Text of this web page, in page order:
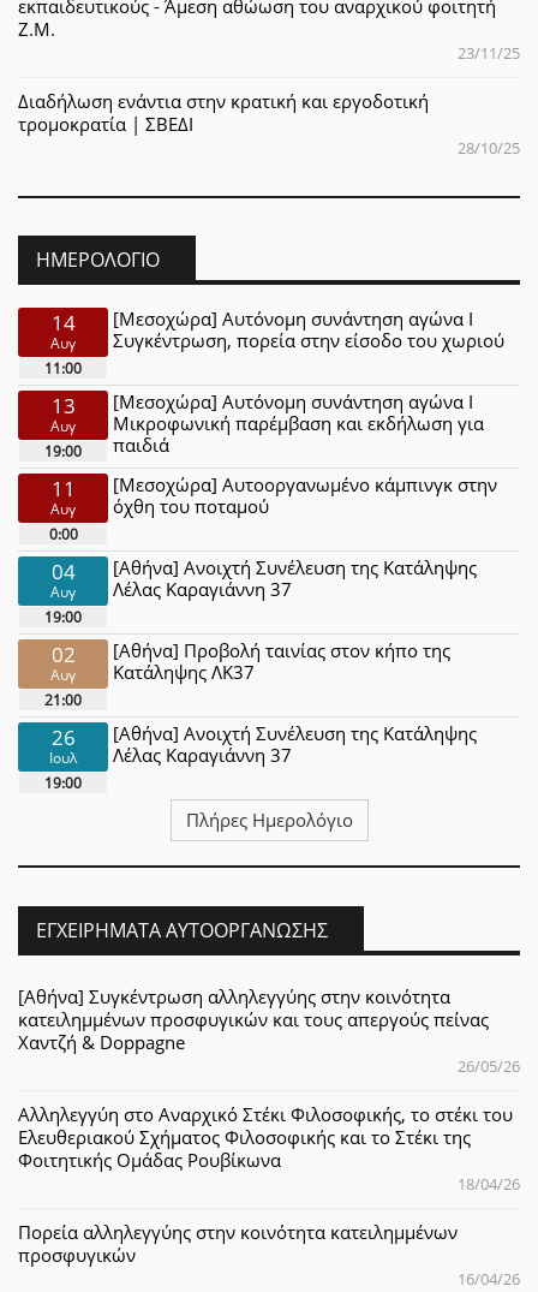
εκπαιδευτικούς - Άμεση αθώωση του αναρχικού φοιτητή
Ζ.Μ.
23/11/25
Διαδήλωση ενάντια στην κρατική και εργοδοτική
τρομοκρατία | ΣΒΕΔΙ
28/10/25
ΗΜΕΡΟΛΌΓΙΟ
14
Αυγ
11:00
[Μεσοχώρα] Αυτόνομη συνάντηση αγώνα Ι
Συγκέντρωση, πορεία στην είσοδο του χωριού
13
Αυγ
19:00
[Μεσοχώρα] Αυτόνομη συνάντηση αγώνα Ι
Μικροφωνική παρέμβαση και εκδήλωση για
παιδιά
11
Αυγ
0:00
[Μεσοχώρα] Αυτοοργανωμένο κάμπινγκ στην
όχθη του ποταμού
04
Αυγ
19:00
[Αθήνα] Ανοιχτή Συνέλευση της Κατάληψης
Λέλας Καραγιάννη 37
02
Αυγ
21:00
[Αθήνα] Προβολή ταινίας στον κήπο της
Κατάληψης ΛΚ37
26
Ιουλ
19:00
[Αθήνα] Ανοιχτή Συνέλευση της Κατάληψης
Λέλας Καραγιάννη 37
Πλήρες Ημερολόγιο
ΕΓΧΕΙΡΉΜΑΤΑ ΑΥΤΟΟΡΓΆΝΩΣΗΣ
[Αθήνα] Συγκέντρωση αλληλεγγύης στην κοινότητα
κατειλημμένων προσφυγικών και τους απεργούς πείνας
Χαντζή & Doppagne
26/05/26
Αλληλεγγύη στο Αναρχικό Στέκι Φιλοσοφικής, το στέκι του
Ελευθεριακού Σχήματος Φιλοσοφικής και το Στέκι της
Φοιτητικής Ομάδας Ρουβίκωνα
18/04/26
Πορεία αλληλεγγύης στην κοινότητα κατειλημμένων
προσφυγικών
16/04/26